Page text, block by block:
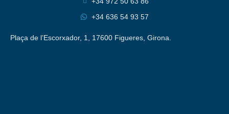
+34 636 54 93 57
Plaça de l’Escorxador, 1, 17600 Figueres, Girona.